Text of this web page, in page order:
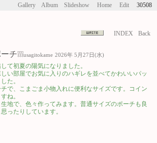
Home Edit 30508
Gallery Album Slideshow
INDEX Back
❕❕❕usagitokame 2026年 5月27日(水)
て初夏の陽気になりました。
い部屋でお気に入りのハギレを並べてかわいいパッ
た。
で、こまごま小物入れに便利なサイズです。コイン
ね。
地で、色々作ってみます。普通サイズのポーチも良
ったりしています。